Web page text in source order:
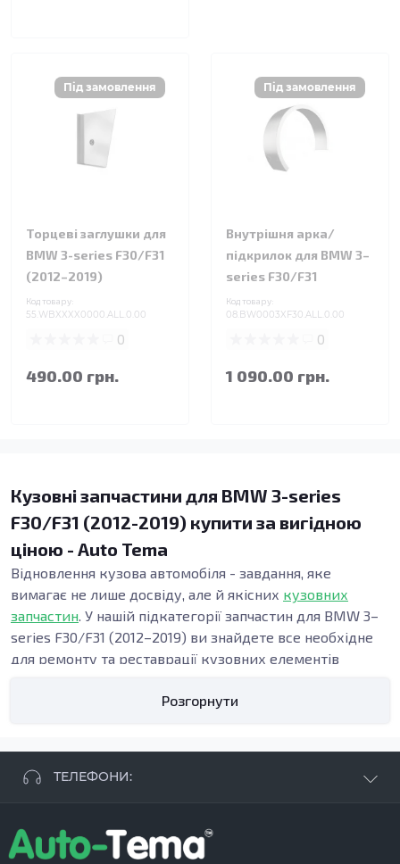
Торцеві заглушки для
BMW 3-series F30/F31
(2012–2019)
Код товару:
55.WBXXXX0000.ALL.0.00
0
490.00 грн.
Внутрішня арка/
підкрилок для BMW 3–
series F30/F31
Код товару:
08.BW0003XF30.ALL.0.00
0
1 090.00 грн.
Кузовні запчастини для BMW 3-series
F30/F31 (2012-2019) купити за вигідною
ціною - Auto Tema
Відновлення кузова автомобіля - завдання, яке
вимагає не лише досвіду, але й якісних кузовних
запчастин. У нашій підкатегорії запчастин для BMW 3–
series F30/F31 (2012–2019) ви знайдете все необхідне
для ремонту та реставрації кузовних елементів
асортимент, що включає пороги, підсилювачі, бампери
Види кузовних запчастин
не лише формують зовнішній вигляд, а й виконують
важливі функції, такі як захист від ударів та корозії.
Розгорнути
ТЕЛЕФОНИ:
+38 096 250 84 38
+38 099 657 61 50